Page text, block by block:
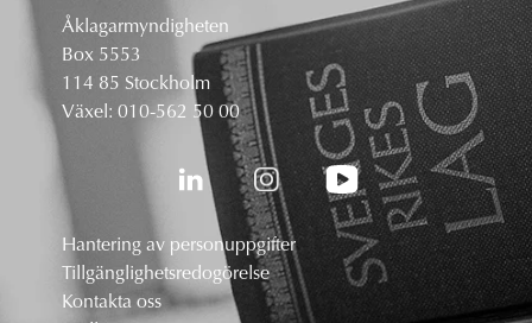
Åklagarmyndigheten
Box 5553
114 85 Stockholm
Växel: 010-562 50 00
Hantering av personuppgifter
Tillgänglighetsredogörelse
Kontakta oss